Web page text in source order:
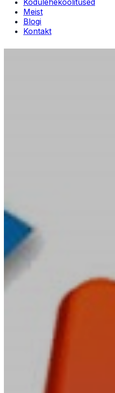
Kodulehekoolitused
Meist
Blogi
Kontakt